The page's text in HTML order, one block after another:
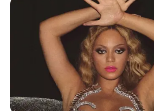
PUBLICAÇÕES RELACIONADAS
"Estou em choque": Nívea Stelmann
separação-relâmpago após 14
Agosto 05, 2026